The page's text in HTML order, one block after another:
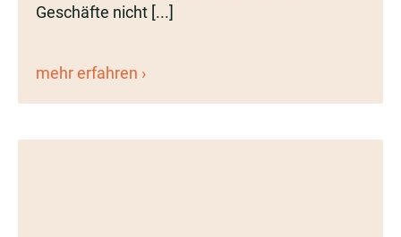
Geschäfte nicht [...]
mehr erfahren Joachim